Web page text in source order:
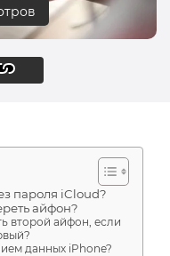
пароля iCloud?
айфон?
второй айфон, если
данных iPhone?